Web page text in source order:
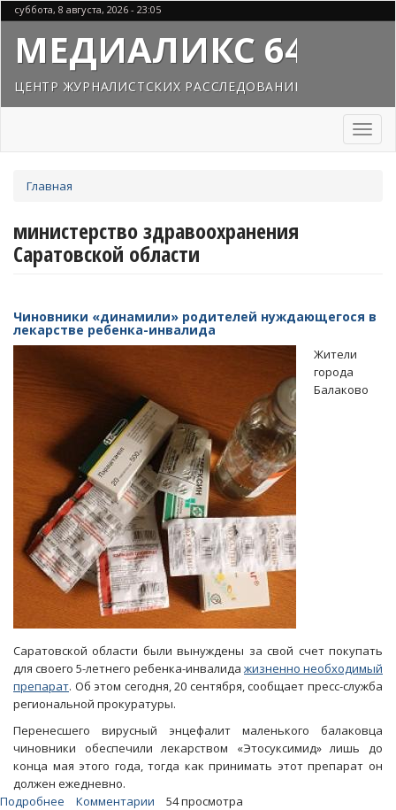
Перейти
к
основному
содержанию
суббота, 8 августа, 2026 - 23:05
МЕДИАЛИКС 64
ЦЕНТР ЖУРНАЛИСТСКИХ РАССЛЕДОВАНИЙ
Toggle
здесь
Главная
министерство здравоохранения
Саратовской области
Чиновники «динамили» родителей нуждающегося в
лекарстве ребенка-инвалида
Жители
города
Балаково
Саратовской области были вынуждены за свой счет покупать
для своего 5-летнего ребенка-инвалида жизненно необходимый
препарат. Об этом сегодня, 20 сентября, сообщает пресс-служба
региональной прокуратуры.
Перенесшего вирусный энцефалит маленького балаковца
чиновники обеспечили лекарством «Этосуксимид» лишь до
конца мая этого года, тогда как принимать этот препарат он
должен ежедневно.
Подробнее
Комментарии 54 просмотра